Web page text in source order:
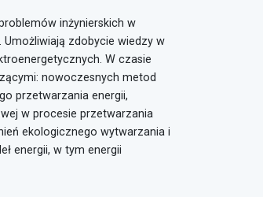
inżynierskich w
zdobycie wiedzy w
W czasie
nowoczesnych metod
przetwarzania energii,
w procesie przetwarzania
ekologicznego wytwarzania i
energii, w tym energii